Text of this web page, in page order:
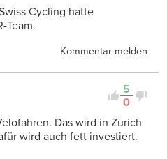
Cycling hatte
Team.
Kommentar melden
5
0
Das wird in Zürich
wird auch fett investiert.